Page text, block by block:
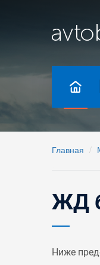
Главная
ЖД
Ниже